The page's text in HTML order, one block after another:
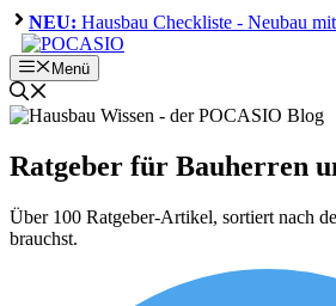
Zum
Inhalt
springen
NEU: Hausbau Checkliste - Neubau
Menü
Ratgeber für Bauherren
Über 100 Ratgeber-Artikel, sortiert nach
brauchst.